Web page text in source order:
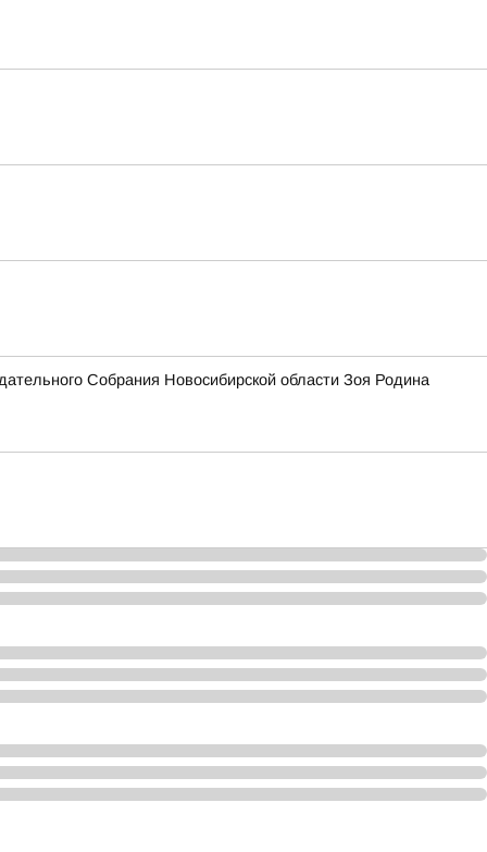
Собрания Новосибирской области Зоя Родина